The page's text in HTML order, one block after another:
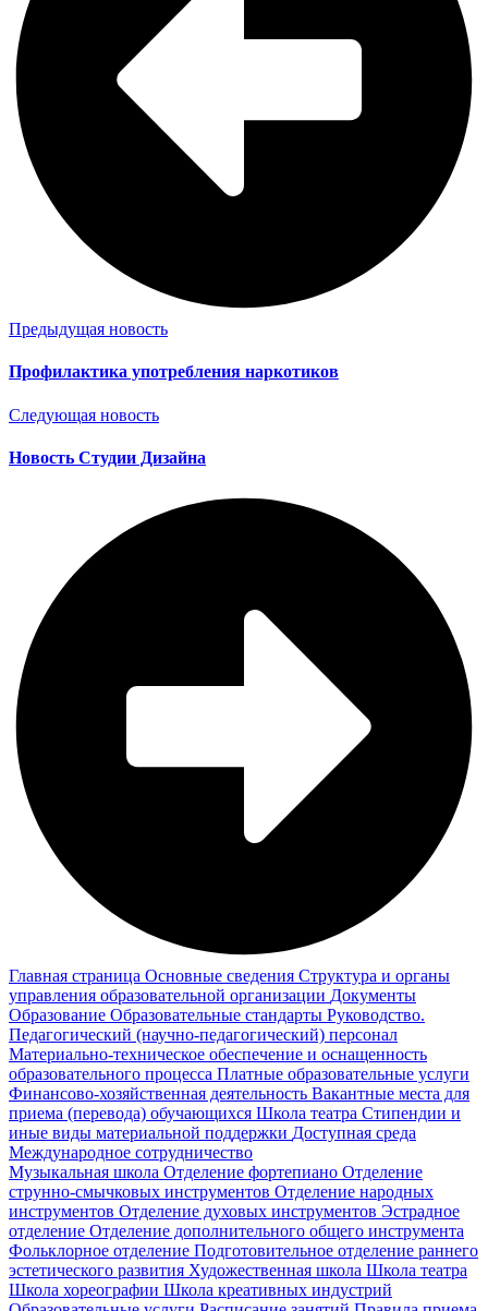
Предыдущая новость
Профилактика употребления наркотиков
Следующая новость
Новость Студии Дизайна
Главная страница Основные сведения Структура и органы
управления образовательной организации Документы
Образование Образовательные стандарты Руководство.
Педагогический (научно-педагогический) персонал
Материально-техническое обеспечение и оснащенность
образовательного процесса Платные образовательные услуги
Финансово-хозяйственная деятельность Вакантные места для
приема (перевода) обучающихся Школа театра Стипендии и
иные виды материальной поддержки Доступная среда
Международное сотрудничество
Музыкальная школа Отделение фортепиано Отделение
струнно-смычковых инструментов Отделение народных
инструментов Отделение духовых инструментов Эстрадное
отделение Отделение дополнительного общего инструмента
Фольклорное отделение Подготовительное отделение раннего
эстетического развития Художественная школа Школа‌‌‌‌ театра
Школа хореографии Школа креативных индустрий